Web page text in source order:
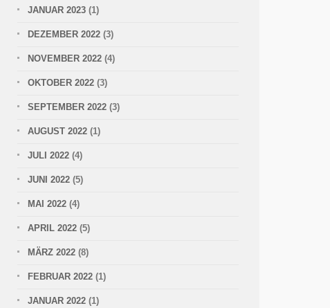
JANUAR 2023 (1)
DEZEMBER 2022 (3)
NOVEMBER 2022 (4)
OKTOBER 2022 (3)
SEPTEMBER 2022 (3)
AUGUST 2022 (1)
JULI 2022 (4)
JUNI 2022 (5)
MAI 2022 (4)
APRIL 2022 (5)
MÄRZ 2022 (8)
FEBRUAR 2022 (1)
JANUAR 2022 (1)